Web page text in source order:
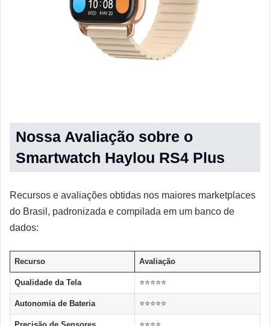
Nossa Avaliação sobre o
Smartwatch Haylou RS4 Plus
Recursos e avaliações obtidas nos maiores marketplaces
do Brasil, padronizada e compilada em um banco de
dados:
Recurso Avaliação
Qualidade da Tela ⭐⭐⭐⭐⭐
Autonomia de Bateria ⭐⭐⭐⭐⭐